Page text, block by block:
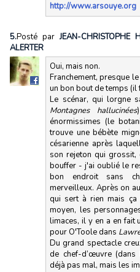
http://www.arsouye.org
5.Posté parJEAN-CHRISTOPHE
ALERTER
Oui, mais non.
Franchement, presque
un bon bout de temps (il
Le scénar, qui lorgne
Montagnes hallucinées
énormissimes (le
trouve une bébète
césarienne après
son rejeton qui
bouffer - j'ai oublié le
bon endroit sans
merveilleux. Après on
qui sert à rien mais ça
moyen, les
limaces, il y en a en fait
pour O'Toole dans
Du grand spectacle
de chef-d’œuvre
déjà pas mal, mais les